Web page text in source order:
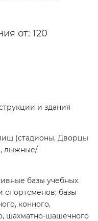
от: 120
и здания
(стадионы, Дворцы
лыжные/
базы учебных
спортсменов; базы
конного,
шахматно-шашечного